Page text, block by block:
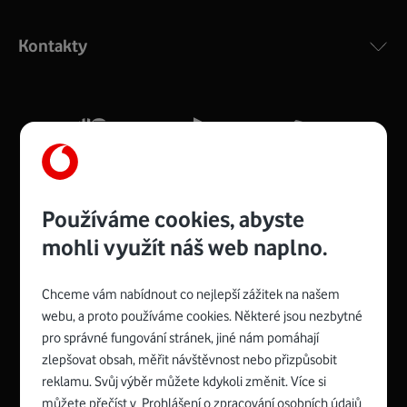
silný signál pro celou domácnost. Kompaktní rozměry 21
Více o COMPAL CH7465VF
Zyxel VMG8623-T50B:
Rozměry modemu jsou 16 x 22 x 7,5 cm (včetně stojánku)
a nabízí 4 gigabitové LAN porty a bezdrátové připojení Wi-
Spojte se s Vodafonem
Kontakty
Používáme cookies, abyste
mohli využít náš web naplno.
Chceme vám nabídnout co nejlepší zážitek na našem
webu, a proto používáme cookies. Některé jsou nezbytné
pro správné fungování stránek, jiné nám pomáhají
zlepšovat obsah, měřit návštěvnost nebo přizpůsobit
reklamu. Svůj výběr můžete kdykoli změnit. Více si
můžete přečíst v Prohlášení o zpracování osobních údajů